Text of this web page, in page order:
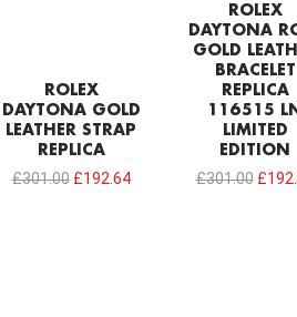
ROLEX
DAYTONA GOLD
LEATHER STRAP
REPLICA
£301.00 £192.64
ROLEX
DAYTONA
GOLD
BRACELET
REPLICA
116515 LN
LIMITED
EDITION
£301.00 £